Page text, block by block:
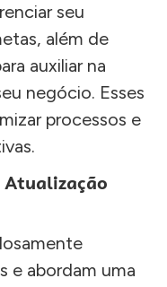
seu
além de
auxiliar na
negócio. Esses
processos e
e abordam uma